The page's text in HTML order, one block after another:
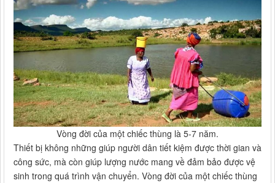
Vòng đời của một chiếc thùng là 5-7 năm.
Thiết bị không những giúp người dân tiết kiệm được thời gian và
công sức, mà còn giúp lượng nước mang về đảm bảo được vệ
sinh trong quá trình vận chuyển. Vòng đời của một chiếc thùng